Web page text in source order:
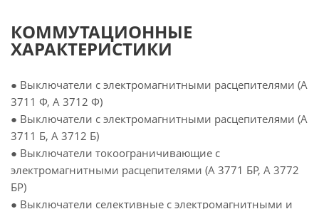
КОММУТАЦИОННЫЕ
ХАРАКТЕРИСТИКИ
● Выключатели с электромагнитными расцепителями (А
3711 Ф, А 3712 Ф)
● Выключатели с электромагнитными расцепителями (А
3711 Б, А 3712 Б)
● Выключатели токоограничивающие с
электромагнитными расцепителями (А 3771 БР, А 3772
БР)
● Выключатели селективные с электромагнитными и